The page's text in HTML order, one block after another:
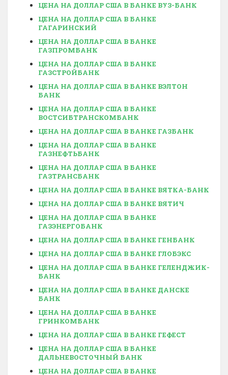
ЦЕНА НА ДОЛЛАР США В БАНКЕ ВУЗ-БАНК
ЦЕНА НА ДОЛЛАР США В БАНКЕ
ГАГАРИНСКИЙ
ЦЕНА НА ДОЛЛАР США В БАНКЕ
ГАЗПРОМБАНК
ЦЕНА НА ДОЛЛАР США В БАНКЕ
ГАЗСТРОЙБАНК
ЦЕНА НА ДОЛЛАР США В БАНКЕ ВЭЛТОН
БАНК
ЦЕНА НА ДОЛЛАР США В БАНКЕ
ВОСТСИБТРАНСКОМБАНК
ЦЕНА НА ДОЛЛАР США В БАНКЕ ГАЗБАНК
ЦЕНА НА ДОЛЛАР США В БАНКЕ
ГАЗНЕФТЬБАНК
ЦЕНА НА ДОЛЛАР США В БАНКЕ
ГАЗТРАНСБАНК
ЦЕНА НА ДОЛЛАР США В БАНКЕ ВЯТКА-БАНК
ЦЕНА НА ДОЛЛАР США В БАНКЕ ВЯТИЧ
ЦЕНА НА ДОЛЛАР США В БАНКЕ
ГАЗЭНЕРГОБАНК
ЦЕНА НА ДОЛЛАР США В БАНКЕ ГЕНБАНК
ЦЕНА НА ДОЛЛАР США В БАНКЕ ГЛОБЭКС
ЦЕНА НА ДОЛЛАР США В БАНКЕ ГЕЛЕНДЖИК-
БАНК
ЦЕНА НА ДОЛЛАР США В БАНКЕ ДАНСКЕ
БАНК
ЦЕНА НА ДОЛЛАР США В БАНКЕ
ГРИНКОМБАНК
ЦЕНА НА ДОЛЛАР США В БАНКЕ ГЕФЕСТ
ЦЕНА НА ДОЛЛАР США В БАНКЕ
ДАЛЬНЕВОСТОЧНЫЙ БАНК
ЦЕНА НА ДОЛЛАР США В БАНКЕ